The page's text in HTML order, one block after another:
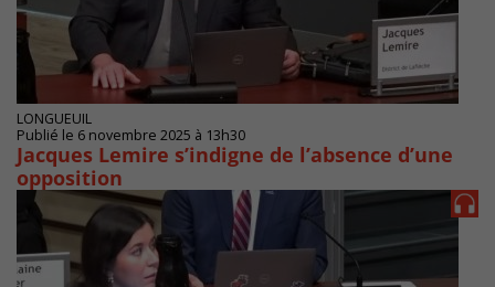
LONGUEUIL
Publié le 6 novembre 2025 à 13h30
Jacques Lemire s’indigne de l’absence d’une
opposition